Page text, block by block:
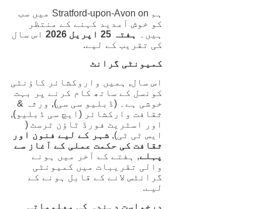
ہم Stratford-upon-Avon on میں سب
کو خوش آمدید کہنے کے منتظر
ہیں۔
ہفتہ 25 اپریل 2026
اس سال
کی تقریب کے لیے.
کمیونٹی گرانٹ
اس سال, ہمیں واروکشائر کاؤنٹی
کونسل کے ساتھ کام کرنے پر بہت
خوشی ہے۔ (ڈبلیو سی سی), ورثہ &
ثقافت وارکشائر (ایچ سی ڈبلیو),
اور اسٹریٹ فورڈ ٹاؤن ٹرسٹ (
ایس ٹی ٹی), شہر کے لیے فنون اور
ثقافت کی حکمت عملی کے آغاز سے
پہلے, ہفتے کے آخر میں ہونے
والی تقریبات میں کمیونٹی
گرانٹس لانے کے قابل ہونے کے
لیے.
درخواست دہندہ کی معلوماتی